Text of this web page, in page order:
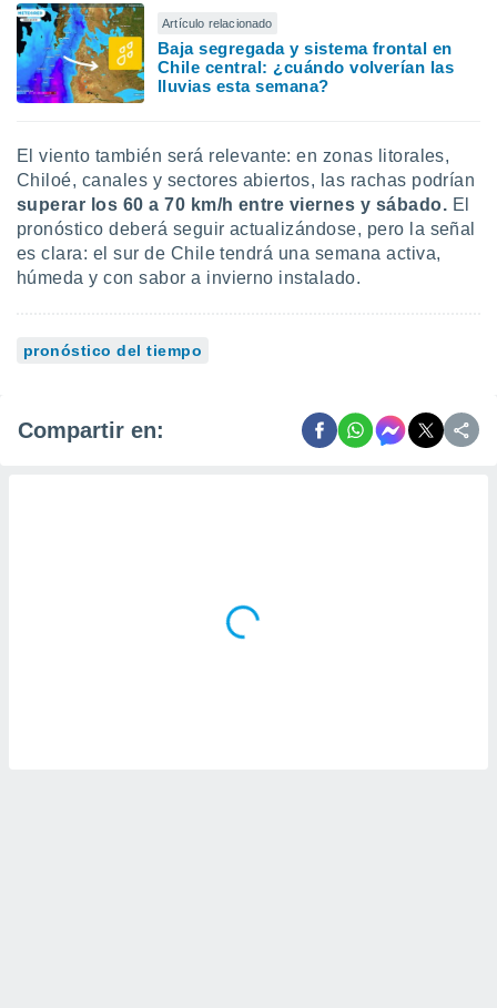
Artículo relacionado
Baja segregada y sistema frontal en
Chile central: ¿cuándo volverían las
lluvias esta semana?
El viento también será relevante: en zonas litorales,
Chiloé, canales y sectores abiertos, las rachas podrían
superar los 60 a 70 km/h entre viernes y sábado. El
pronóstico deberá seguir actualizándose, pero la señal
es clara: el sur de Chile tendrá una semana activa,
húmeda y con sabor a invierno instalado.
pronóstico del tiempo
Compartir en: